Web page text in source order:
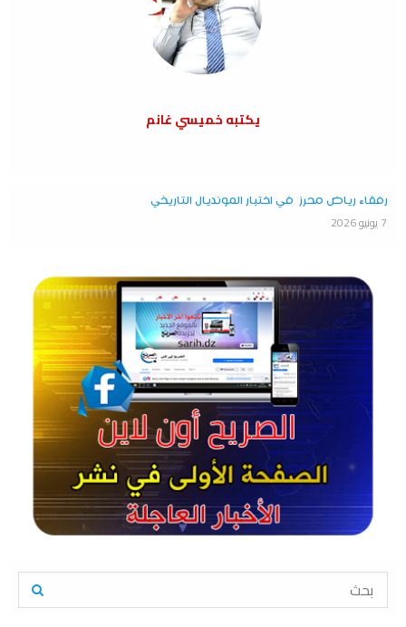
يكتبه خميسي غانم
رفقاء رياض محرز في اختبار المونديال التاريخي
7 يونيو 2026
S